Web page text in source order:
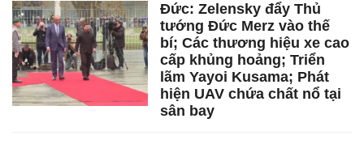
Đức: Zelensky đẩy Thủ
tướng Đức Merz vào thế
bí; Các thương hiệu xe cao
cấp khủng hoảng; Triển
lãm Yayoi Kusama; Phát
hiện UAV chứa chất nổ tại
sân bay